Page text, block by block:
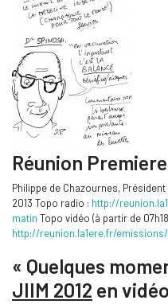
Réunion
Philippe de Chazournes,
2013 Topo radio : http://
matin Topo vidéo (à partir de
http://reunion.la1ere.fr/
« Quelques
JIIM 2012 en